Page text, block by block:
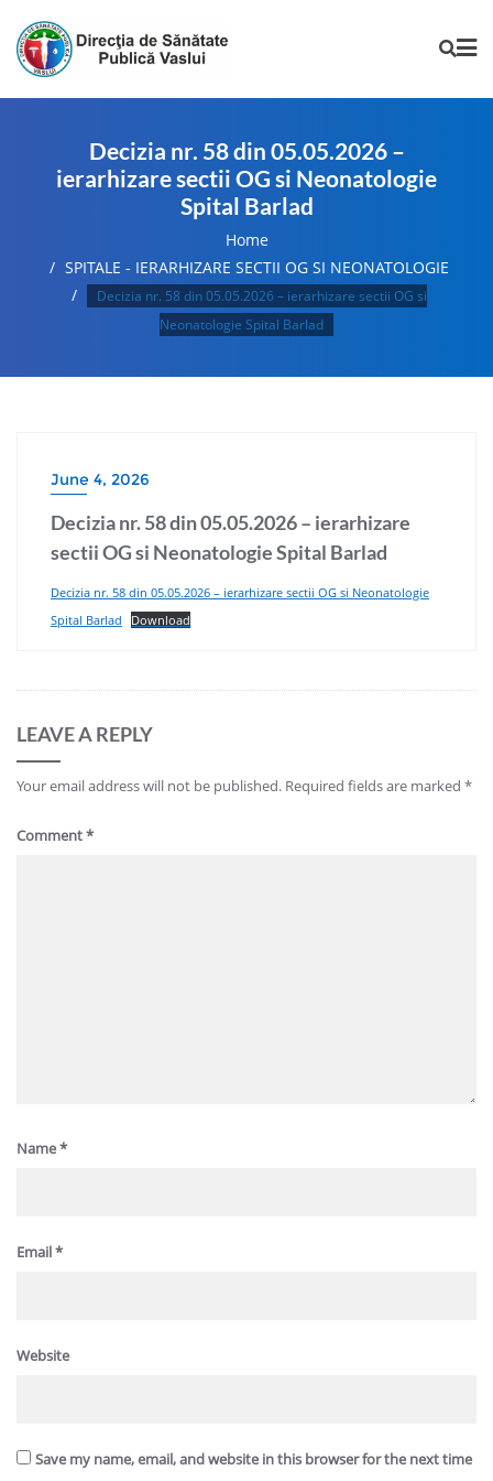
Decizia nr. 58 din 05.05.2026 –
ierarhizare sectii OG si Neonatologie
Spital Barlad
Home
SPITALE - IERARHIZARE SECTII OG SI NEONATOLOGIE
Decizia nr. 58 din 05.05.2026 – ierarhizare sectii OG si
Neonatologie Spital Barlad
June 4, 2026
Decizia nr. 58 din 05.05.2026 – ierarhizare
sectii OG si Neonatologie Spital Barlad
Decizia nr. 58 din 05.05.2026 – ierarhizare sectii OG si Neonatologie
Spital Barlad
Download
LEAVE A REPLY
Your email address will not be published. Required fields are marked *
Comment*
Name*
Email*
Website
Save my name, email, and website in this browser for the next time